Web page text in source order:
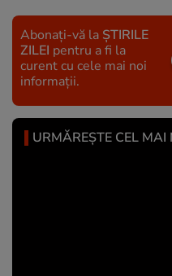
Abonați-vă la ȘTIRILE
ZILEI pentru a fi la
curent cu cele mai noi
informații.
URMĂREȘTE CEL MAI